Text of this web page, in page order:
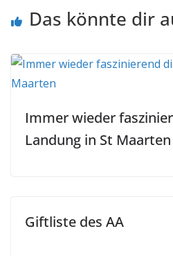
Das könnte dir
Immer wieder
Landung in St Maarten
Giftliste des AA